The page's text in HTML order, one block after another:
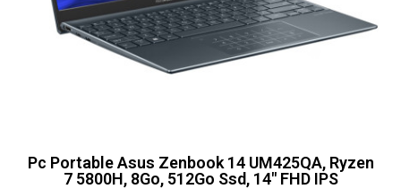
Pc Portable Asus Zenbook 14 UM425QA, Ryzen
7 5800H, 8Go, 512Go Ssd, 14" FHD IPS